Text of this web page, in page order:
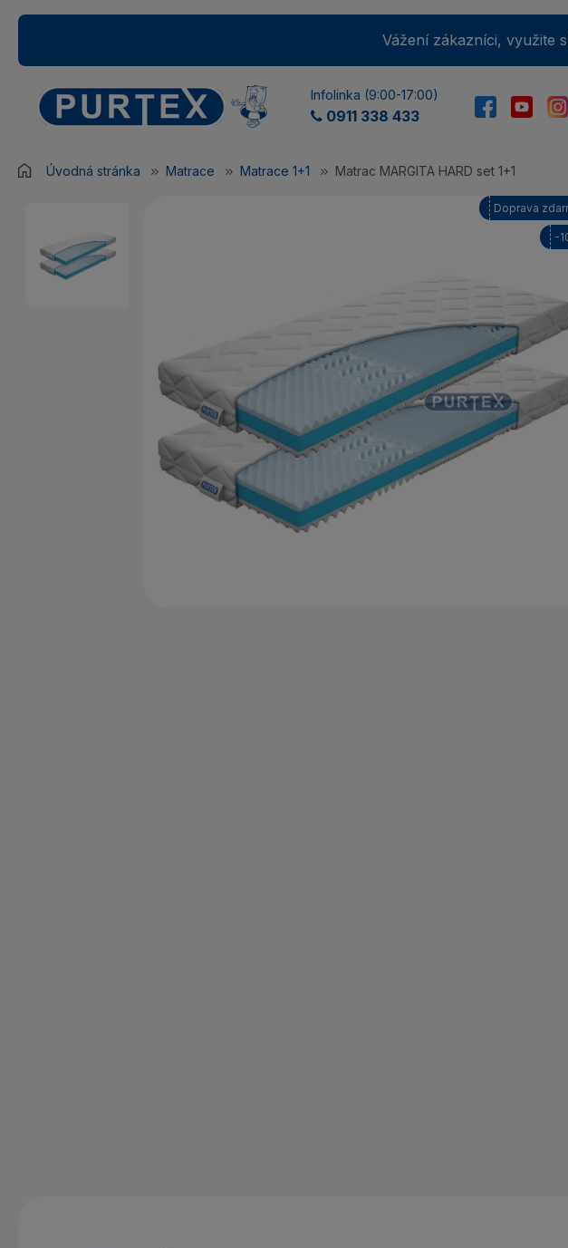
Vážení zákazníci, využite
Infolinka (9:00-17:00)
0911 338 433
Úvodná stránka Matrace Matrace 1+1 Matrac MARGITA HARD set 1+1
-
Doprava